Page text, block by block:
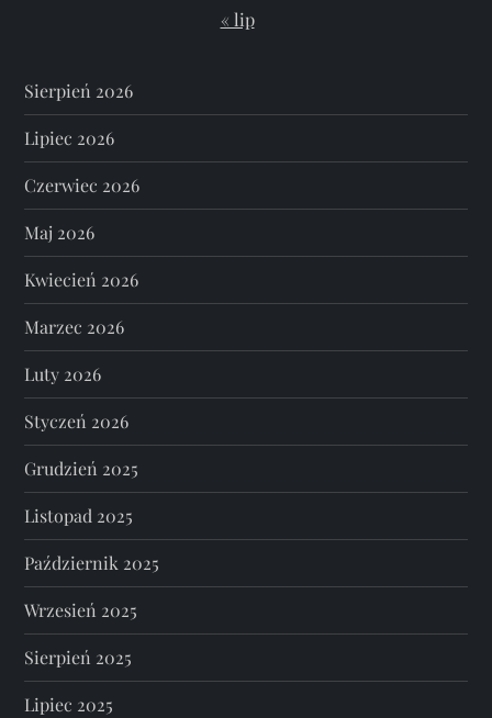
« lip
Sierpień 2026
Lipiec 2026
Czerwiec 2026
Maj 2026
Kwiecień 2026
Marzec 2026
Luty 2026
Styczeń 2026
Grudzień 2025
Listopad 2025
Październik 2025
Wrzesień 2025
Sierpień 2025
Lipiec 2025